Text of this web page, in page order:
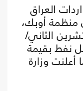
90% من واردات العراق
منظمة أوبك،
الثاني/
برميل نفط بقيمة
أعلنت وزارة